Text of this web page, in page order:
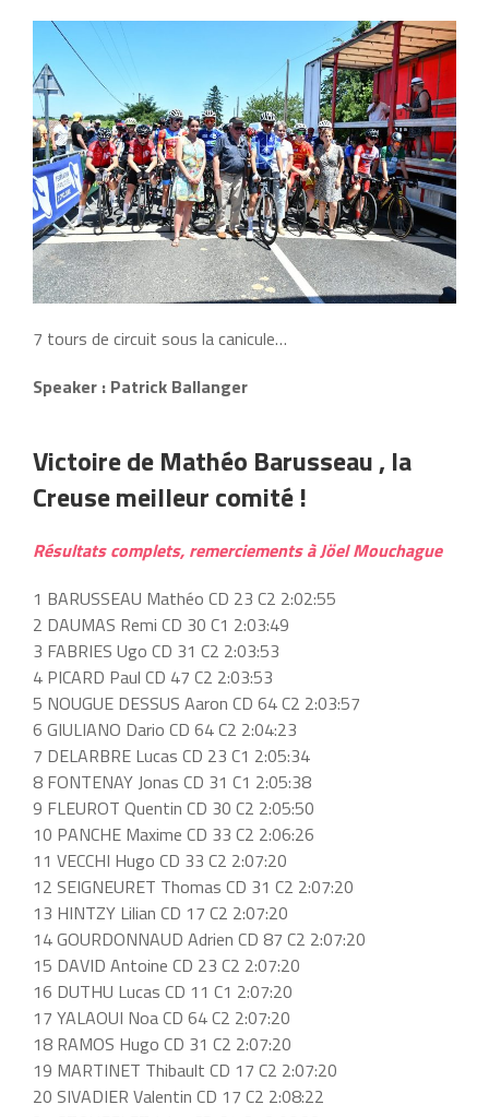
7 tours de circuit sous la canicule…
Speaker : Patrick Ballanger
Victoire de Mathéo Barusseau , la
Creuse meilleur comité !
Résultats complets, remerciements à Jöel Mouchague
1 BARUSSEAU Mathéo CD 23 C2 2:02:55
2 DAUMAS Remi CD 30 C1 2:03:49
3 FABRIES Ugo CD 31 C2 2:03:53
4 PICARD Paul CD 47 C2 2:03:53
5 NOUGUE DESSUS Aaron CD 64 C2 2:03:57
6 GIULIANO Dario CD 64 C2 2:04:23
7 DELARBRE Lucas CD 23 C1 2:05:34
8 FONTENAY Jonas CD 31 C1 2:05:38
9 FLEUROT Quentin CD 30 C2 2:05:50
10 PANCHE Maxime CD 33 C2 2:06:26
11 VECCHI Hugo CD 33 C2 2:07:20
12 SEIGNEURET Thomas CD 31 C2 2:07:20
13 HINTZY Lilian CD 17 C2 2:07:20
14 GOURDONNAUD Adrien CD 87 C2 2:07:20
15 DAVID Antoine CD 23 C2 2:07:20
16 DUTHU Lucas CD 11 C1 2:07:20
17 YALAOUI Noa CD 64 C2 2:07:20
18 RAMOS Hugo CD 31 C2 2:07:20
19 MARTINET Thibault CD 17 C2 2:07:20
20 SIVADIER Valentin CD 17 C2 2:08:22